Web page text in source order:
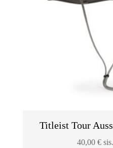
Titleist Tour
40,00€